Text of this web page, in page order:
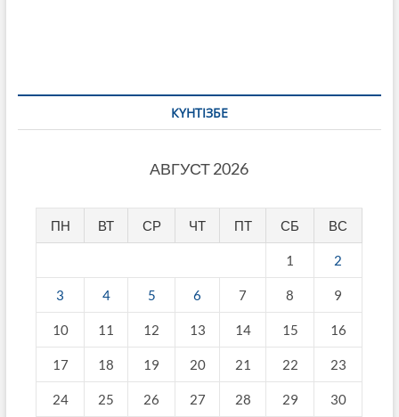
КҮНТІЗБЕ
АВГУСТ 2026
ПН ВТ СР ЧТ ПТ СБ ВС
1 2
3 4 5 6 7 8 9
10 11 12 13 14 15 16
17 18 19 20 21 22 23
24 25 26 27 28 29 30